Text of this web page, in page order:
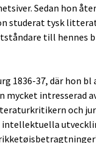
Sedan hon
studerat tysk
till hennes
1836-37, där hon
mycket intresserad
och